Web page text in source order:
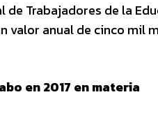
Trabajadores de la
valor anual de cinco mil
en 2017 en materia